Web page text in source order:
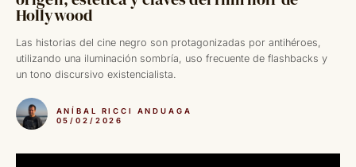
Hollywood
Las historias del cine negro son protagonizadas por antihéroes,
utilizando una iluminación sombría, uso frecuente de flashbacks y
un tono discursivo existencialista.
ANÍBAL RICCI ANDUAGA
05/02/2026